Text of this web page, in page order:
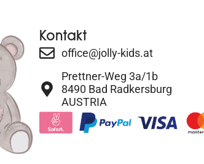
Kontakt
office@jolly-kids.at
Prettner-Weg 3a/1b
8490 Bad Radkersburg
AUSTRIA